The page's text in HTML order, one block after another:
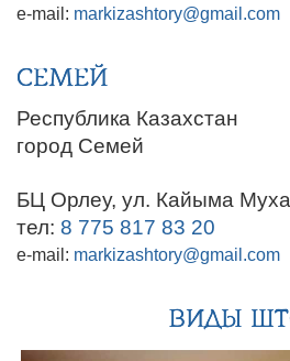
e-mail: markizashtory@gmail.com
СЕМЕЙ
Республика Казахстан
город Семей
БЦ Орлеу, ул. Кайыма
тел: 8 775 817 83 20
e-mail: markizashtory@gmail.com
ВИДЫ